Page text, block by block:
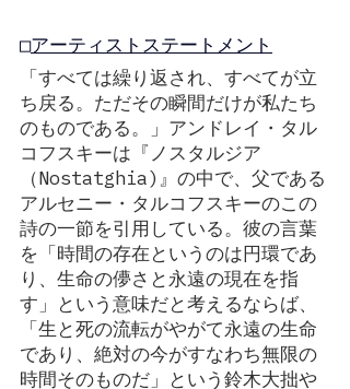
□アーティストステートメント
「すべては繰り返され、すべてが立
ち戻る。ただその瞬間だけが私たち
のものである。」アンドレイ・タル
コフスキーは『ノスタルジア
（Nostatghia)』の中で、父である
アルセニー・タルコフスキーのこの
詩の一節を引用している。彼の言葉
を「時間の存在というのは円環であ
り、生命の儚さと永遠の現在を指
す」という意味だと考えるならば、
「生と死の流転がやがて永遠の生命
であり、絶対の今がすなわち無限の
時間そのものだ」という鈴木大拙や